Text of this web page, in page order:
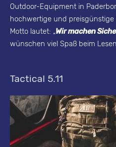
l
c
h
Outdoor-Equipment in
hochwertige und
Motto lautet: „Wir machen
wünschen viel Spaß beim
Tactical 5.11